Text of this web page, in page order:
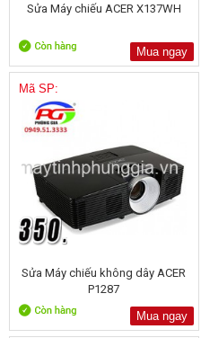
Sửa Máy chiếu ACER X137WH
Mua ngay
Mã SP:
Sửa Máy chiếu không dây ACER
P1287
Mua ngay